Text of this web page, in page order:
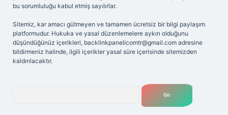
bu sorumluluğu kabul etmiş sayılırlar.
Sitemiz, kar amacı gütmeyen ve tamamen ücretsiz bir bilgi paylaşım
platformudur. Hukuka ve yasal düzenlemelere aykırı olduğunu
düşündüğünüz içerikleri, backlinkpanelicomtr@gmail.com adresine
bildirmeniz halinde, ilgili içerikler yasal süre içerisinde sitemizden
kaldırılacaktır.